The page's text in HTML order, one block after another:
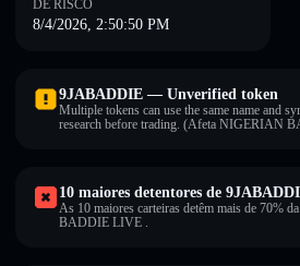
DE RISCO
8/4/2026, 2:50:50 PM
9JABADDIE — Unverified token
Multiple tokens can use the same name and
research before trading. (Afeta NIGERIAN
10 maiores detentores de
As 10 maiores carteiras detêm mais de 70%
BADDIE LIVE .